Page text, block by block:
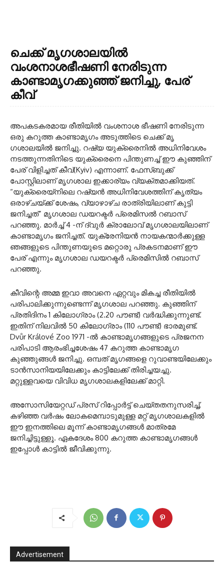
ചെക്ക് മൃ​ഗശാലയിൽ
വംശനാശഭീഷണി നേരിടുന്ന
കാണ്ടാമൃ​ഗക്കുഞ്ഞ് ജനിച്ചു, പേര്
കീവ്
അപകടകരമായ രീതിയിൽ വംശനാശ ഭീഷണി നേരിടുന്ന
ഒരു കറുത്ത കാണ്ടാമൃ​ഗം അടുത്തിടെ ചെക്ക് മൃ​
ഗശാലയിൽ ജനിച്ചു. റഷ്യ യുക്രൈനിൽ അധിനിവേശം
നടത്തുന്നതിനിടെ യുക്രൈനെ പിന്തുണച്ച് ഈ കുഞ്ഞിന്
പേര് വിളിച്ചത് കീവ്(Kyiv) എന്നാണ്. ഫേസ്ബുക്ക്
പോസ്റ്റിലാണ് മൃ​ഗശാല ഇക്കാര്യം വ്യക്തമാക്കിയത്.
“യുക്രൈയ്നിലെ റഷ്യൻ അധിനിവേശത്തിന് കൃത്യം
ഒരാഴ്ചയ്ക്ക് ശേഷം, വ്യാഴാഴ്ച രാത്രിയിലാണ് കുട്ടി
ജനിച്ചത്” മൃഗശാല ഡയറക്ടർ പ്രെമിസൽ റബാസ്
പറഞ്ഞു. മാർച്ച് 4 -ന് ദ്വുർ ക്രാലോവ് മൃഗശാലയിലാണ്
കാണ്ടാമൃഗം ജനിച്ചത്. യുക്രേനിയൻ നായകന്മാർക്കുള്ള
ഞങ്ങളുടെ പിന്തുണയുടെ മറ്റൊരു പ്രകടനമാണ് ഈ
പേര് എന്നും മൃഗശാല ഡയറക്ടർ പ്രെമിസിൽ റബാസ്
പറഞ്ഞു.
കീവിന്റെ അമ്മ ഇവാ അവനെ ഏറ്റവും മികച്ച രീതിയിൽ
പരിപാലിക്കുന്നുണ്ടെന്ന് മൃഗശാല പറഞ്ഞു. കുഞ്ഞിന്
പ്രതിദിനം 1 കിലോഗ്രാം (2.20 പൗണ്ട്) വർദ്ധിക്കുന്നുണ്ട്.
ഇതിന് നിലവിൽ 50 കിലോഗ്രാം (110 പൗണ്ട്) ഭാരമുണ്ട്.
Dvůr Králové Zoo 1971 -ൽ കാണ്ടാമൃഗങ്ങളുടെ പ്രജനന
പരിപാടി ആരംഭിച്ചശേഷം 47 കറുത്ത കാണ്ടാമൃഗ
കുഞ്ഞുങ്ങൾ ജനിച്ചു. ഒമ്പത് മൃഗങ്ങളെ റുവാണ്ടയിലേക്കും
ടാൻസാനിയയിലേക്കും കാട്ടിലേക്ക് തിരിച്ചയച്ചു.
മറ്റുള്ളവയെ വിവിധ മൃഗശാലകളിലേക്ക് മാറ്റി.
അസോസിയേറ്റഡ് പ്രസ് റിപ്പോർട്ട് ചെയ്തതനുസരിച്ച്,
കഴിഞ്ഞ വർഷം ലോകമെമ്പാടുമുള്ള മറ്റ് മൃഗശാലകളിൽ
ഈ ഇനത്തിലെ മൂന്ന് കാണ്ടാമൃഗങ്ങൾ മാത്രമേ
ജനിച്ചിട്ടുള്ളൂ. ഏകദേശം 800 കറുത്ത കാണ്ടാമൃഗങ്ങൾ
ഇപ്പോൾ കാട്ടിൽ ജീവിക്കുന്നു.
Advertisement